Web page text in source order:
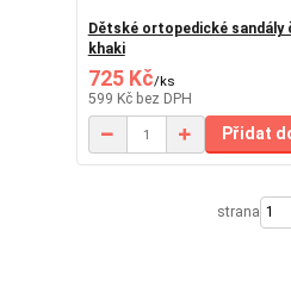
Dětské ortopedické sandály
khaki
725 Kč/ks
599 Kč bez DPH
Přidat
strana